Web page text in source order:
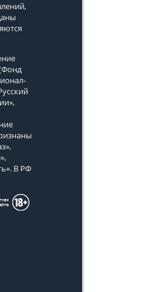
В РФ